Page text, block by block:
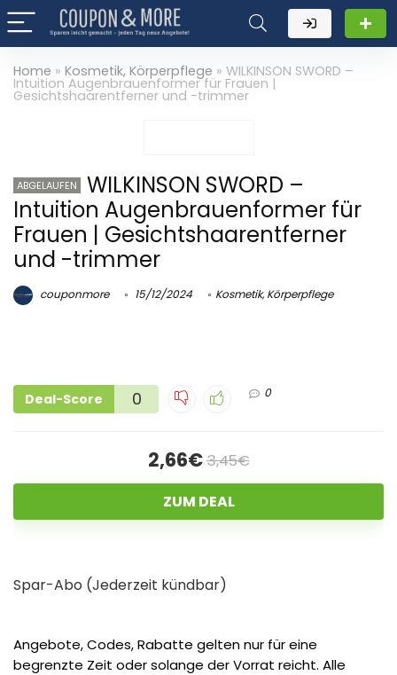
Home » Kosmetik, Körperpflege » WILKINSON SWORD –
Intuition Augenbrauenformer für Frauen |
Gesichtshaarentferner und -trimmer
ABGELAUFEN
WILKINSON SWORD –
Intuition Augenbrauenformer für
Frauen | Gesichtshaarentferner
und -trimmer
couponmore 15/12/2024 Kosmetik, Körperpflege
Deal-Score 0 0
2,66€3,45€
ZUM DEAL
Spar-Abo (Jederzeit kündbar)
Angebote, Codes, Rabatte gelten nur für eine
begrenzte Zeit oder solange der Vorrat reicht. Alle